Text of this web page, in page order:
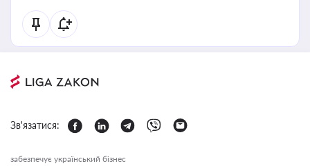
Зв'язатися:
забезпечує український бізнес